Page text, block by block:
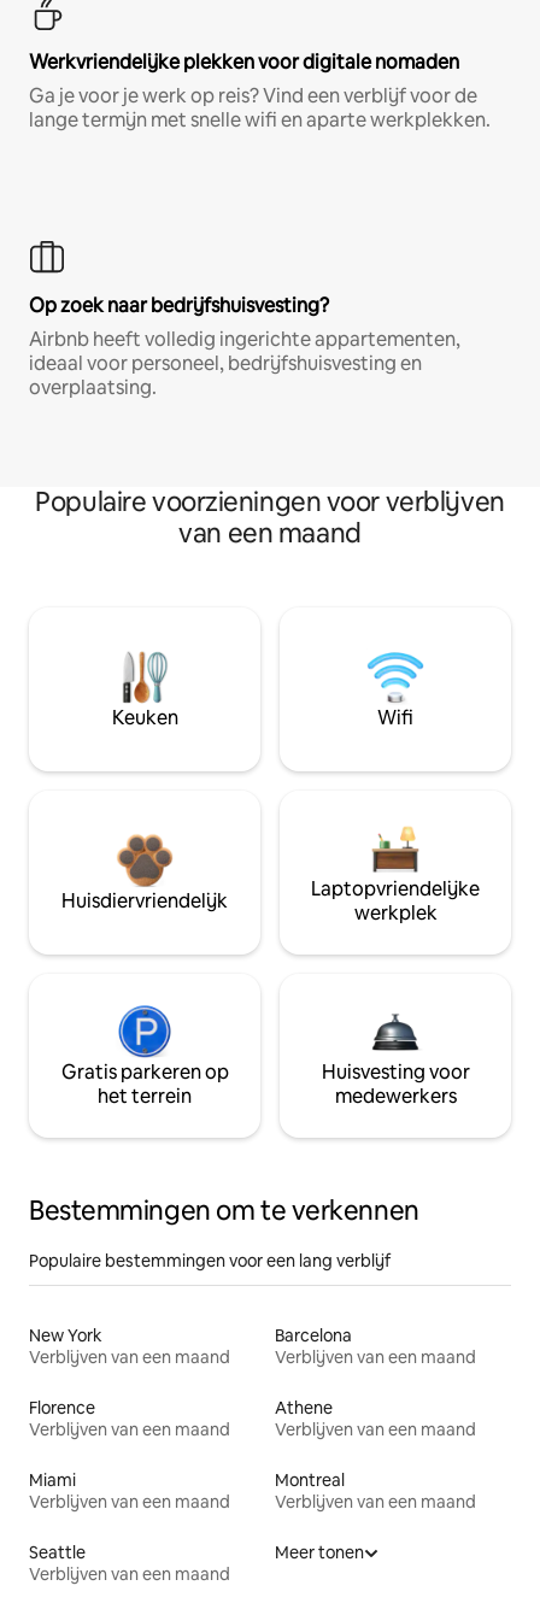
Werkvriendelijke plekken voor digitale nomaden
Ga je voor je werk op reis? Vind een verblijf voor de
lange termijn met snelle wifi en aparte werkplekken.
Op zoek naar bedrijfshuisvesting?
Airbnb heeft volledig ingerichte appartementen,
ideaal voor personeel, bedrijfshuisvesting en
overplaatsing.
Populaire voorzieningen voor verblijven
van een maand
Keuken Wifi
Huisdiervriendelijk
Laptopvriendelijke
werkplek
Gratis parkeren op
het terrein
Huisvesting voor
medewerkers
Bestemmingen om te verkennen
Populaire bestemmingen voor een lang verblijf
New York
Verblijven van een maand
Barcelona
Verblijven van een maand
Florence
Verblijven van een maand
Athene
Verblijven van een maand
Miami
Verblijven van een maand
Montreal
Verblijven van een maand
Seattle
Verblijven van een maand
Meer tonen